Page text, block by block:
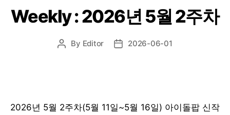
Weekly : 2026년 5월 2주차
Post
By Editor
Post2026-06-01
2026년 5월 2주차(5월 11일~5월 16일) 아이돌팝 신작